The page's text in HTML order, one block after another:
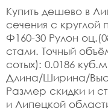
Купить дешево в
сечения с круглой
Ф160-30 Рулон
стали. Точный
сотых): 0.0186
Длина/Ширина/
Размер скидки и
и Липецкой